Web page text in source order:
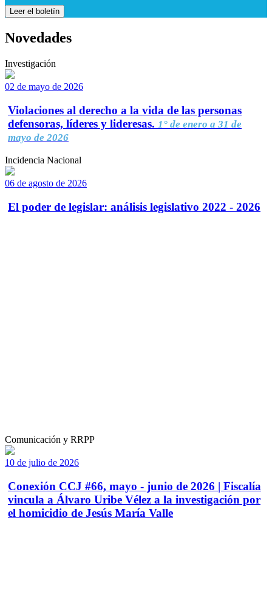
Leer el boletín
Novedades
Investigación
02 de mayo de 2026
Violaciones al derecho a la vida de las personas
defensoras, líderes y lideresas. 1° de enero a 31 de
mayo de 2026
Incidencia Nacional
06 de agosto de 2026
El poder de legislar: análisis legislativo 2022 - 2026
Comunicación y RRPP
10 de julio de 2026
Conexión CCJ #66, mayo - junio de 2026 | Fiscalía
vincula a Álvaro Uribe Vélez a la investigación por
el homicidio de Jesús María Valle